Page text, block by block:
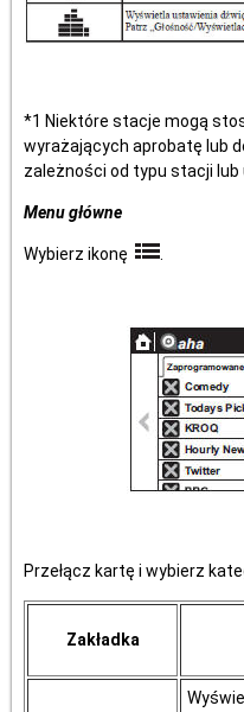
*1 Niektóre stacje mogą
wyrażających aprobatę lub
zależności od typu stacji lub
Menu główne
Wybierz ikonę
Przełącz kartę i wybierz
Zakładka